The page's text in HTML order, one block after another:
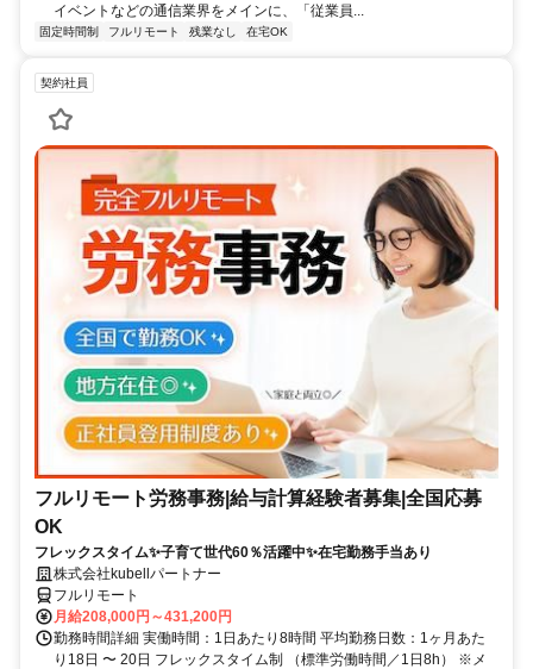
イベントなどの通信業界をメインに、「従業員...
固定時間制 フルリモート 残業なし 在宅OK
契約社員
フルリモート労務事務|給与計算経験者募集|全国応募
OK
フレックスタイム✨子育て世代60％活躍中✨在宅勤務手当あり
株式会社kubellパートナー
フルリモート
月給208,000円～431,200円
勤務時間詳細 実働時間：1日あたり8時間 平均勤務日数：1ヶ月あた
り18日 〜 20日 フレックスタイム制 （標準労働時間／1日8h） ※メ